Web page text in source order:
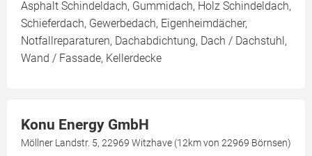
Asphalt Schindeldach, Gummidach, Holz Schindeldach,
Schieferdach, Gewerbedach, Eigenheimdächer,
Notfallreparaturen, Dachabdichtung, Dach / Dachstuhl,
Wand / Fassade, Kellerdecke
Konu Energy GmbH
Möllner Landstr. 5, 22969 Witzhave (12km von 22969 Börnsen)